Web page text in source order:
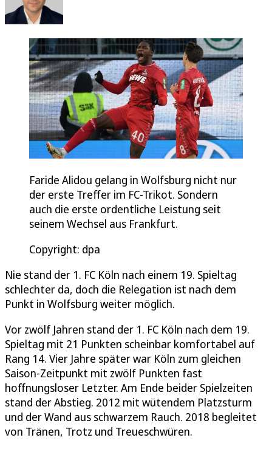
Faride Alidou gelang in Wolfsburg nicht nur
der erste Treffer im FC-Trikot. Sondern
auch die erste ordentliche Leistung seit
seinem Wechsel aus Frankfurt.
Copyright: dpa
Nie stand der 1. FC Köln nach einem 19. Spieltag
schlechter da, doch die Relegation ist nach dem
Punkt in Wolfsburg weiter möglich.
Vor zwölf Jahren stand der 1. FC Köln nach dem 19.
Spieltag mit 21 Punkten scheinbar komfortabel auf
Rang 14. Vier Jahre später war Köln zum gleichen
Saison-Zeitpunkt mit zwölf Punkten fast
hoffnungsloser Letzter. Am Ende beider Spielzeiten
stand der Abstieg. 2012 mit wütendem Platzsturm
und der Wand aus schwarzem Rauch. 2018 begleitet
von Tränen, Trotz und Treueschwüren.